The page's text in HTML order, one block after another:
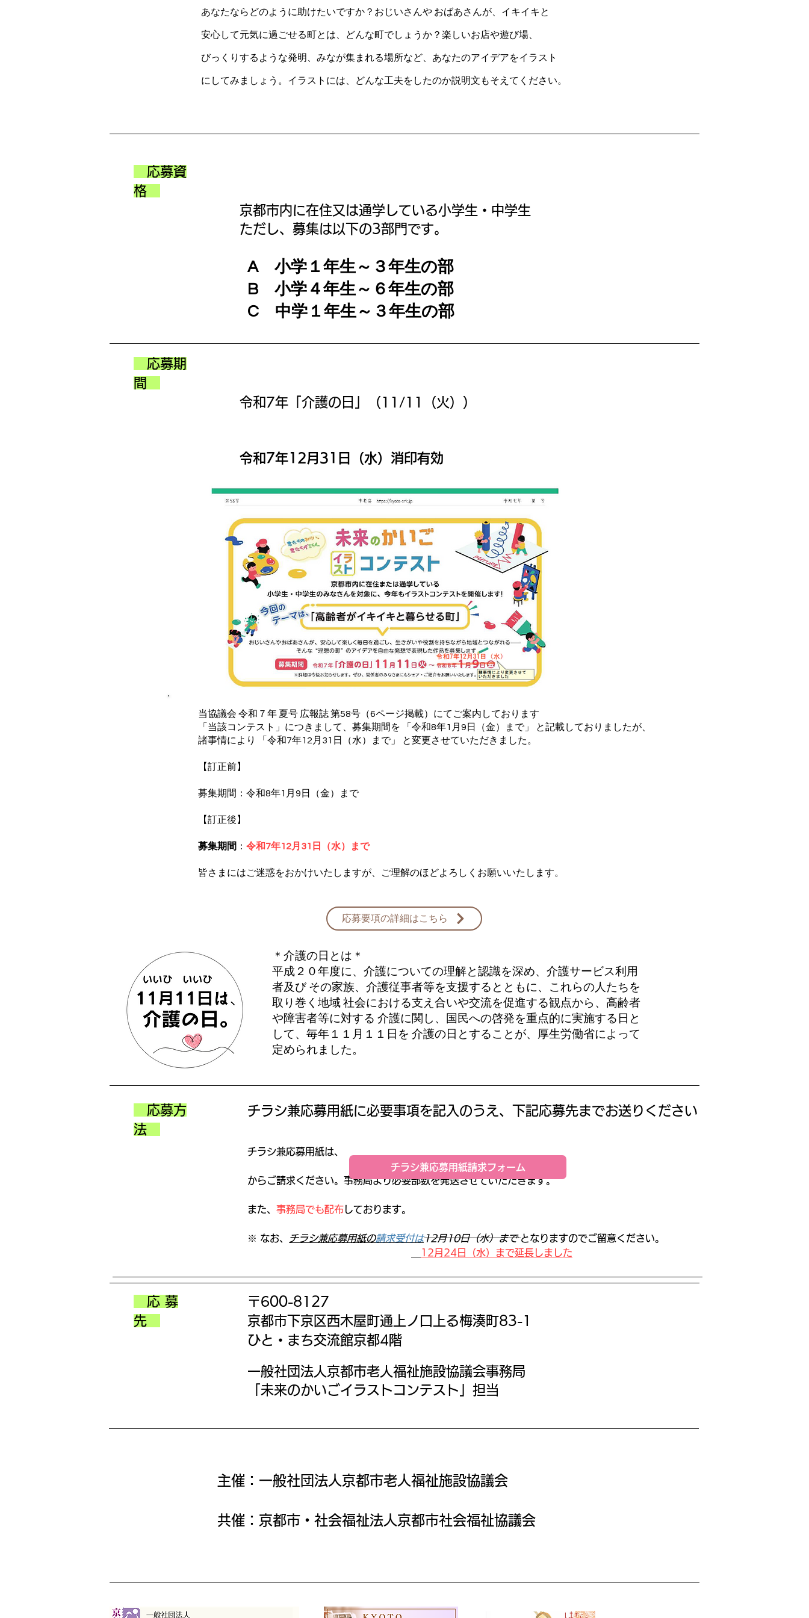
あなたならどのように助けたいですか？おじいさんや おばあさんが、イキイキと
安心して元気に過ごせる町とは、どんな町でしょうか？楽しいお店や遊び場、
びっくりするような発明、みなが集まれる場所など、あなたのアイデアをイラスト
にしてみましょう。イラストには、どんな工夫をしたのか説明文もそえてください。
応募資
格
京都市内に在住又は通学している小学生・中学生
ただし、募集は以下の3部門です。
A 小学１年生～３年生の部
B 小学４年生～６年生の部
C 中学１年生～３年生の部
応募期
間
令和7年「介護の日」（11/11（火））
令和7年12月31日（水）消印有効
当協議会 令和７年 夏号 広報誌 第58号（6ページ掲載）にてご案内しております
「当該コンテスト」につきまして、募集期間を 「令和8年1月9日（金）まで」 と記載しておりましたが、
諸事情により 「令和7年12月31日（水）まで」 と変更させていただきました。
【訂正前】
募集期間：令和8年1月9日（金）まで
【訂正後】
募集期間 ： 令和7年12月31日（水）まで
皆さまにはご迷惑をおかけいたしますが、ご理解のほどよろしくお願いいたします。
応募要項の詳細はこちら
＊介護の日とは＊
平成２０年度に、介護についての理解と認識を深め、介護サービス利用
者及び その家族、介護従事者等を支援するとともに、これらの人たちを
取り巻く地域 社会における支え合いや交流を促進する観点から、高齢者
や障害者等に対する 介護に関し、国民への啓発を重点的に実施する日と
して、毎年１１月１１日を 介護の日とすることが、厚生労働省によって
定められました。
応募方
法
チラシ兼応募用紙に必要事項を記入のうえ、下記応募先までお送りください
チラシ兼応募用紙は、
​からご請求ください。事務局より必要部数を発送させていただきます。
また、 事務局でも配布 しております。
※ なお、 チラシ兼応募用紙の請求受付は12月10日（水）まで となりますのでご留意ください。
12月24日（水）まで延長しました
チラシ兼応募用紙請求フォーム
応 募
先
〒600-8127
京都市下京区西木屋町通上ノ口上る梅湊町83-1
ひと・まち交流館京都4階
一般社団法人京都市老人福祉施設協議会事務局
「未来のかいごイラストコンテスト」担当
主催：一般社団法人京都市老人福祉施設協議会
共催：京都市・社会福祉法人京都市社会福祉協議会